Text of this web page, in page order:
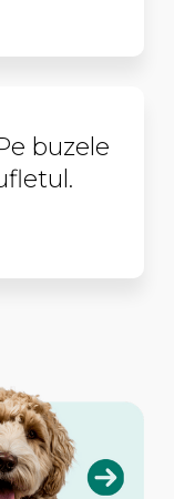
buzele